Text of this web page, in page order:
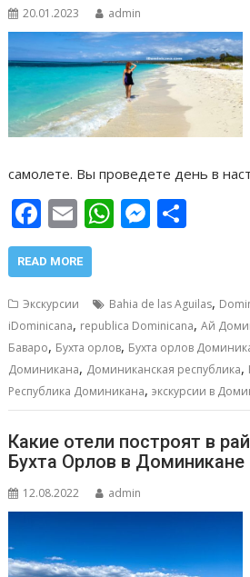
20.01.2023 admin
самолете. Вы проведете день в
F
ac
e
b
o
o
k
E
m
ai
l
W
s
A
p
p
M
e
n
g
er
р
а
в
и
т
ь
READ MORE
Экскурсии Bahia de las Aguilas,
iDominicana, republica Dominicana,Ай
Баваро, Бухта орлов, Бухта орлов
Доминикана, Доминиканская республика,
Республика Доминикана,экскурсии в
Какие отели построят в
Бухта Орлов в Доминикане
12.08.2022 admin